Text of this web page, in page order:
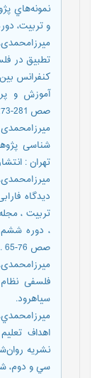
نمونه‌هاي
و تربیت، دوره 9، شماره 2. صص
تطبیق در
کنفرانس
آموزش و
صص 281-273.
شناسی
تهران :
دیدگاه
تربیت ،
صص 76-65 .
فلسفی
سیاهرود.
اهداف
نشريه
سي و دوم، ‌شماره 2، پاييز و